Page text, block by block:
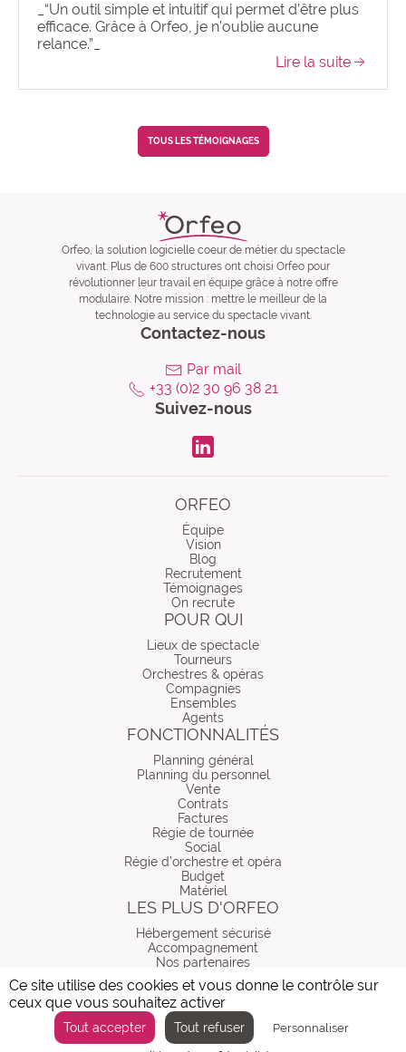
Ce site utilise des cookies et vous donne le contrôle sur
ceux que vous souhaitez activer
Tout accepter Tout refuser Personnaliser
_“Un outil simple et intuitif qui permet d’être plus
efficace. Grâce à Orfeo, je n’oublie aucune
relance.”_
Lire la suite
TOUS LES TÉMOIGNAGES
Orfeo, la solution logicielle coeur de métier du spectacle
vivant. Plus de 600 structures ont choisi Orfeo pour
révolutionner leur travail en équipe grâce à notre offre
modulaire. Notre mission : mettre le meilleur de la
technologie au service du spectacle vivant.
Contactez-nous
Par mail
+33 (0)2 30 96 38 21
Suivez-nous
ORFEO
Équipe
Vision
Blog
Recrutement
Témoignages
On recrute
POUR QUI
Lieux de spectacle
Tourneurs
Orchestres & opéras
Compagnies
Ensembles
Agents
FONCTIONNALITÉS
Planning général
Planning du personnel
Vente
Contrats
Factures
Régie de tournée
Social
Régie d’orchestre et opéra
Budget
Matériel
LES PLUS D'ORFEO
Hébergement sécurisé
Accompagnement
Nos partenaires
© 2024 Orfeo, logiciel de gestion spectacle vivant
Mentions légales
Conditions générales de vente